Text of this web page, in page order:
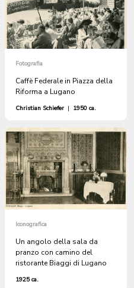
Fotografia
Caffè Federale in Piazza della
Riforma a Lugano
Christian Schiefer | 1950 ca.
Iconografica
Un angolo della sala da
pranzo con camino del
ristorante Biaggi di Lugano
1925 ca.